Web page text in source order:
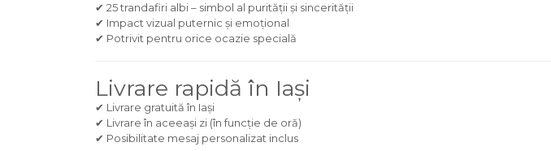
✔ 25 trandafiri albi – simbol al purității și sincerității
✔ Impact vizual puternic și emoțional
✔ Potrivit pentru orice ocazie specială
Livrare rapidă în Iași
✔ Livrare gratuită în Iași
✔ Livrare în aceeași zi (în funcție de oră)
✔ Posibilitate mesaj personalizat inclus